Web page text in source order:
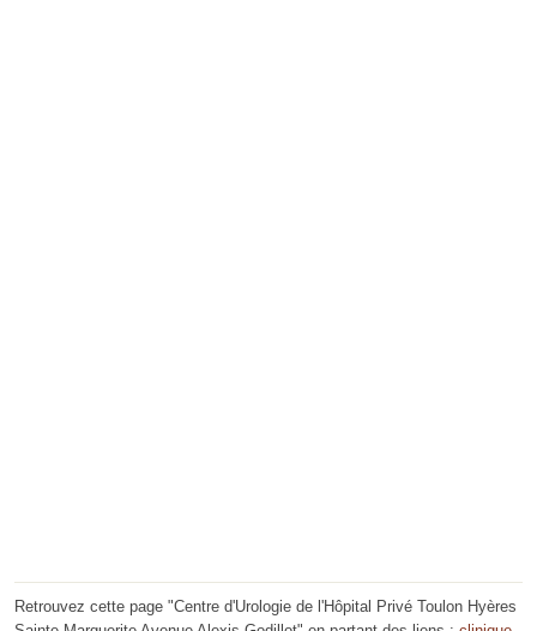
Retrouvez cette page "Centre d'Urologie de l'Hôpital Privé Toulon Hyères